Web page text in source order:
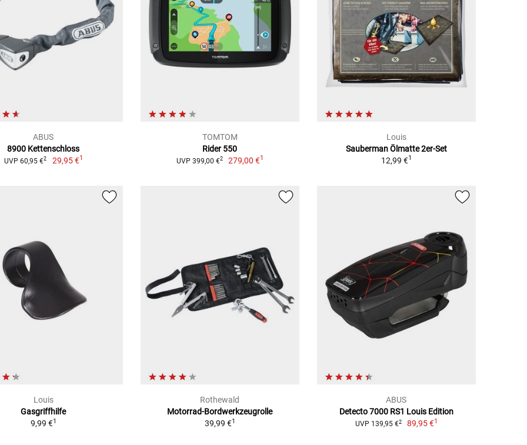
ABUS
8900 Kettenschloss
UVP 60,95 €2 29,95 €1
TOMTOM
Rider 550
UVP 399,00 €2 279,00 €1
Louis
Sauberman Ölmatte 2er-Set
12,99 €1
Louis
Gasgriffhilfe
9,99 €1
Rothewald
Motorrad-Bordwerkzeugrolle
39,99 €1
ABUS
Detecto 7000 RS1 Louis Edition
UVP 139,95 €2 89,95 €1